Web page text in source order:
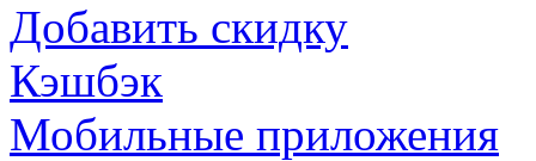
Добавить скидку
Кэшбэк
Мобильные приложения